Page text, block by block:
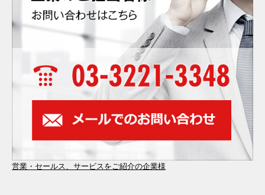
営業・セールス、サービスをご紹介の企業様